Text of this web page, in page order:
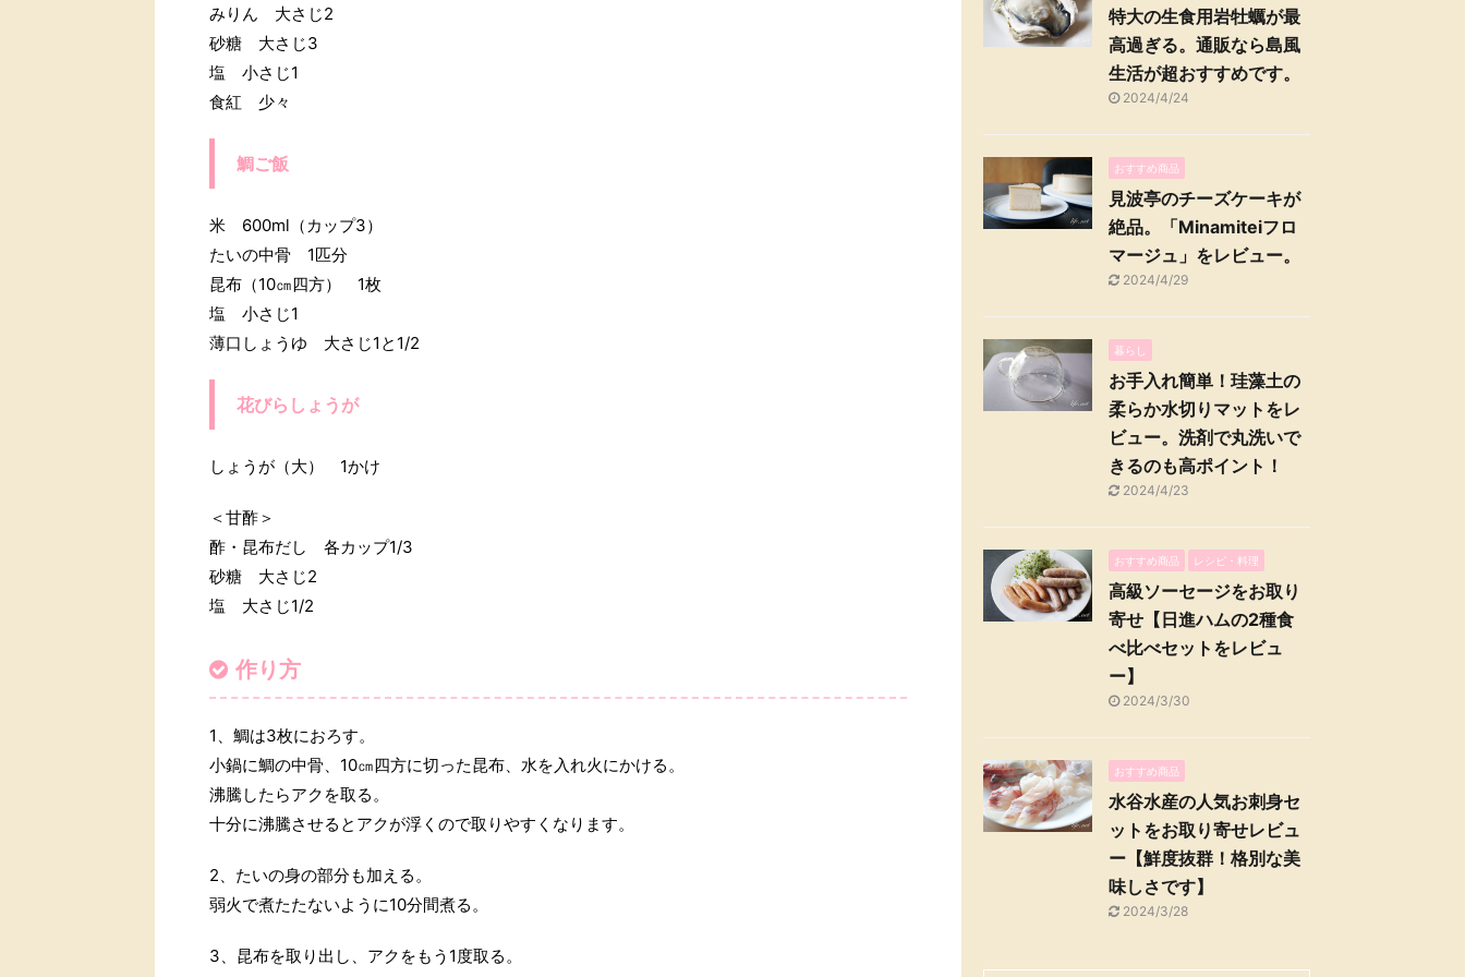
みりん 大さじ2
砂糖 大さじ3
塩 小さじ1
食紅 少々
鯛ご飯
米 600ml（カップ3）
たいの中骨 1匹分
昆布（10㎝四方） 1枚
塩 小さじ1
薄口しょうゆ 大さじ1と1/2
花びらしょうが
しょうが（大） 1かけ
＜甘酢＞
酢・昆布だし 各カップ1/3
砂糖 大さじ2
塩 大さじ1/2
作り方
1、鯛は3枚におろす。
小鍋に鯛の中骨、10㎝四方に切った昆布、水を入れ火にかける。
沸騰したらアクを取る。
十分に沸騰させるとアクが浮くので取りやすくなります。
2、たいの身の部分も加える。
弱火で煮たたないように10分間煮る。
3、昆布を取り出し、アクをもう1度取る。
特大の生食用岩牡蠣が最
高過ぎる。通販なら島風
生活が超おすすめです。
2024/4/24
おすすめ商品
見波亭のチーズケーキが
絶品。「Minamiteiフロ
マージュ」をレビュー。
2024/4/29
暮らし
お手入れ簡単！珪藻土の
柔らか水切りマットをレ
ビュー。洗剤で丸洗いで
きるのも高ポイント！
2024/4/23
おすすめ商品 レシピ・料理
高級ソーセージをお取り
寄せ【日進ハムの2種食
べ比べセットをレビュ
ー】
2024/3/30
おすすめ商品
水谷水産の人気お刺身セ
ットをお取り寄せレビュ
ー【鮮度抜群！格別な美
味しさです】
2024/3/28